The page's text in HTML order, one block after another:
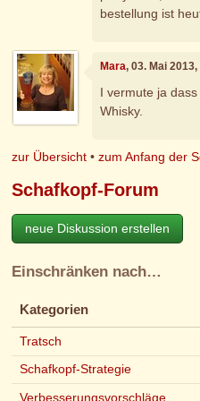
bestellung ist
Mara, 03. Mai
I vermute ja
Whisky.
zur Übersicht •zum Anfang der
Schafkopf-Forum
neue Diskussion erstellen
Einschränken nach…
Kategorien
Tratsch
Schafkopf-Strategie
Verbesserungsvorschläge